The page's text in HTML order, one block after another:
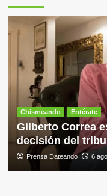
Chismeando Entérate
Gilberto Correa
decisión del
Prensa Dateando 6